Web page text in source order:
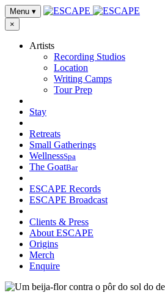
Menu ▾
×
Artists
Recording Studios
Location
Writing Camps
Tour Prep
Stay
Retreats
Small Gatherings
WellnessSpa
The GoatBar
ESCAPE Records
ESCAPE Broadcast
Clients & Press
About ESCAPE
Origins
Merch
Enquire